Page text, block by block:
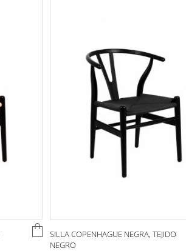
SILLA COPENHAGUE NEGRA, TEJIDO
NEGRO